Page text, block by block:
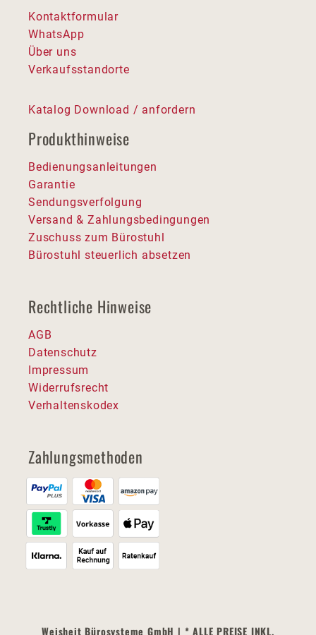
Kontaktformular
WhatsApp
Über uns
Verkaufsstandorte
Katalog Download / anfordern
Produkthinweise
Bedienungsanleitungen
Garantie
Sendungsverfolgung
Versand & Zahlungsbedingungen
Zuschuss zum Bürostuhl
Bürostuhl steuerlich absetzen
Rechtliche Hinweise
AGB
Datenschutz
Impressum
Widerrufsrecht
Verhaltenskodex
Zahlungsmethoden
Weisheit Bürosysteme GmbH | * ALLE PREISE INKL.